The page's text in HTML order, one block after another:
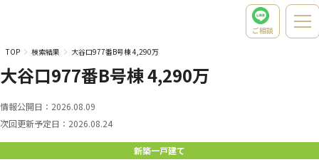
ご相談
TOP
検索結果 大谷口977番B号棟 4,290万
大谷口977番B号棟 4,290万
情報公開日： 2026.08.09
次回更新予定日： 2026.08.24
新築一戸建て